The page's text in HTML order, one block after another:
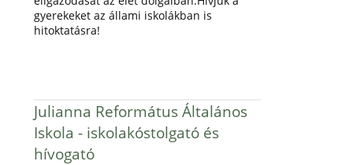
gyerekeket az állami iskolákban is
hitoktatásra!
Julianna Református Általános
Iskola - iskolakóstolgató és
hívogató